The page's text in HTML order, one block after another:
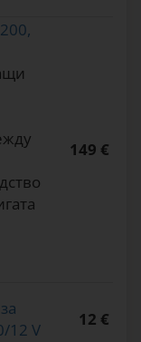
149 €
12 V
12 €